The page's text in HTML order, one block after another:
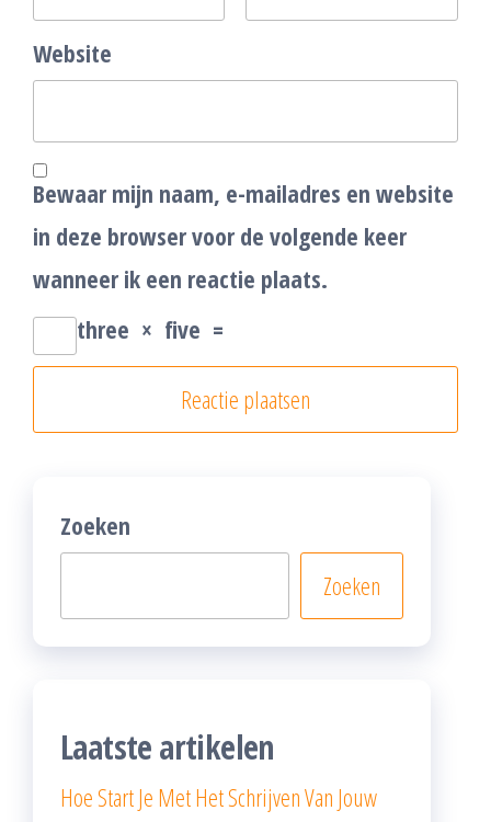
Website
Bewaar mijn naam, e-mailadres en website
in deze browser voor de volgende keer
wanneer ik een reactie plaats.
three × five =
Zoeken
Zoeken
Laatste artikelen
Hoe Start Je Met Het Schrijven Van Jouw